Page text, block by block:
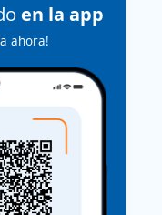
en la app
ahora!